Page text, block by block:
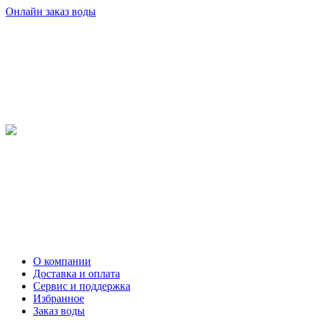
Онлайн заказ воды
О компании
Доставка и оплата
Сервис и поддержка
Избранное
Заказ воды